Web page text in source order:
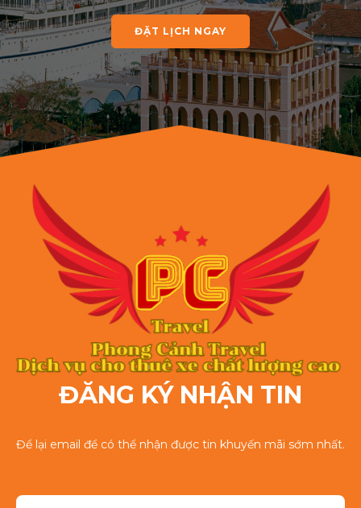
ĐẶT LỊCH NGAY
ĐĂNG KÝ NHẬN TIN
Để lại email để có thể nhận được tin khuyến mãi sớm nhất.